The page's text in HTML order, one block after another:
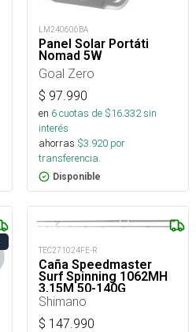
LM240606BA
Panel Solar Portáti
Nomad 5W
Goal Zero
$ 97.990
en 6cuotas de $16.332sin
interés
ahorras $3.920 por
transferencia.
Disponible
TEC271024FE-R
Caña Speedmaster
Surf Spinning 1062MH
3,15M 50-140G
Shimano
$ 147.990